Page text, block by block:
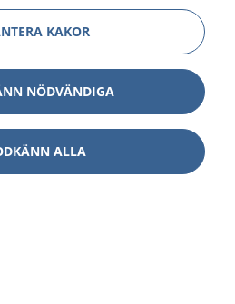
KAKOR
NÖDVÄNDIGA
ALLA